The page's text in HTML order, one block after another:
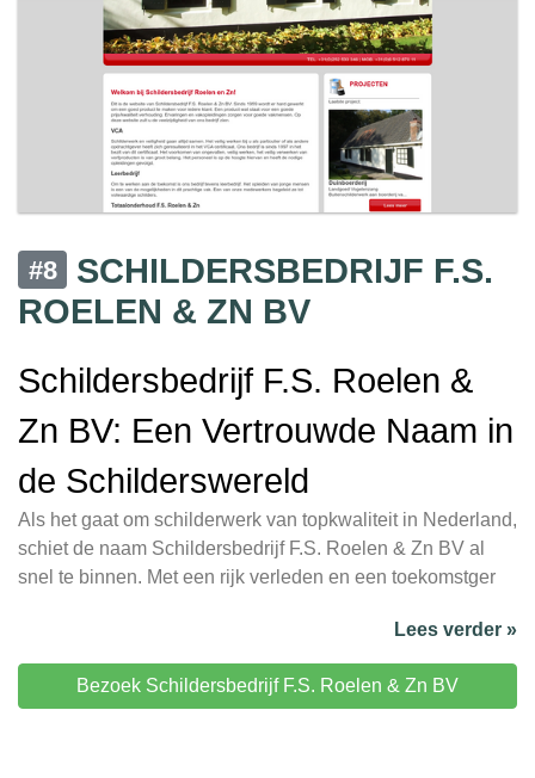
#8
SCHILDERSBEDRIJF F.S.
ROELEN & ZN BV
Schildersbedrijf F.S. Roelen &
Zn BV: Een Vertrouwde Naam in
de Schilderswereld
Als het gaat om schilderwerk van topkwaliteit in Nederland,
schiet de naam Schildersbedrijf F.S. Roelen & Zn BV al
snel te binnen. Met een rijk verleden en een toekomstger
Lees verder »
Bezoek Schildersbedrijf F.S. Roelen & Zn BV